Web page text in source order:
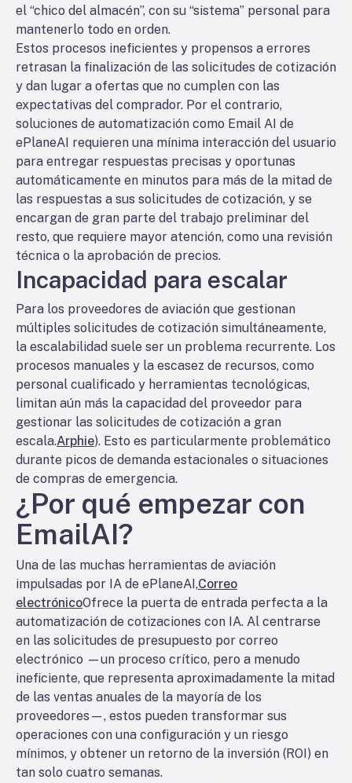
el “chico del almacén”, con su “sistema” personal para
mantenerlo todo en orden.
Estos procesos ineficientes y propensos a errores
retrasan la finalización de las solicitudes de cotización
y dan lugar a ofertas que no cumplen con las
expectativas del comprador. Por el contrario,
soluciones de automatización como Email AI de
ePlaneAI requieren una mínima interacción del usuario
para entregar respuestas precisas y oportunas
automáticamente en minutos para más de la mitad de
las respuestas a sus solicitudes de cotización, y se
encargan de gran parte del trabajo preliminar del
resto, que requiere mayor atención, como una revisión
técnica o la aprobación de precios.
Incapacidad para escalar
Para los proveedores de aviación que gestionan
múltiples solicitudes de cotización simultáneamente,
la escalabilidad suele ser un problema recurrente. Los
procesos manuales y la escasez de recursos, como
personal cualificado y herramientas tecnológicas,
limitan aún más la capacidad del proveedor para
gestionar las solicitudes de cotización a gran
escala.Arphie). Esto es particularmente problemático
durante picos de demanda estacionales o situaciones
de compras de emergencia.
¿Por qué empezar con
EmailAI?
Una de las muchas herramientas de aviación
impulsadas por IA de ePlaneAI,Correo
electrónicoOfrece la puerta de entrada perfecta a la
automatización de cotizaciones con IA. Al centrarse
en las solicitudes de presupuesto por correo
electrónico —un proceso crítico, pero a menudo
ineficiente, que representa aproximadamente la mitad
de las ventas anuales de la mayoría de los
proveedores—, estos pueden transformar sus
operaciones con una configuración y un riesgo
mínimos, y obtener un retorno de la inversión (ROI) en
tan solo cuatro semanas.